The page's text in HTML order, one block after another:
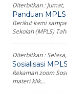
Diterbitkan :Jumat,
Panduan
Berikut kami
Sekolah (MPLS)
Diterbitkan :
Sosialisasi
Rekaman zoom
materi klik...